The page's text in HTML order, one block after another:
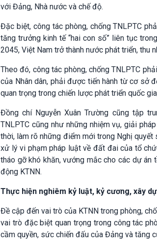
với Đảng, Nhà nước và chế độ.
Đặc biệt, công tác phòng, chống TNLPTC
tăng trưởng kinh tế “hai con số” liên tục
2045, Việt Nam trở thành nước phát triển, thu
Theo đó, công tác phòng, chống TNLPTC
của Nhân dân, phải được tiến hành từ cơ sở
quan trọng trong chiến lược phát triển quốc
Đồng chí Nguyễn Xuân Trường cũng tập
TNLPTC cũng như những nhiệm vụ, giải
thời, làm rõ những điểm mới trong Nghị
xử lý vi phạm pháp luật về đất đai của tổ
tháo gỡ khó khăn, vướng mắc cho các dự
động KTNN.
Thực hiện nghiêm kỷ luật, kỷ cương, xây
Đề cập đến vai trò của KTNN trong phòng,
vai trò đặc biệt quan trọng trong công tác
cầm quyền, sức chiến đấu của Đảng và tăng